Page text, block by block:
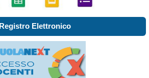
Registro Elettronico